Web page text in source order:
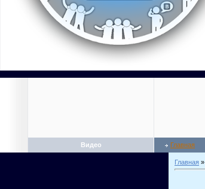
Видео Главная
Главная »